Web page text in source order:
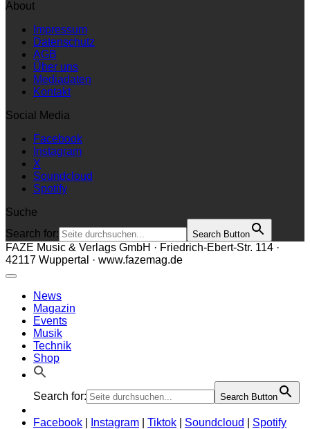
About
Impressum
Datenschutz
AGB
Über uns
Mediadaten
Kontakt
Social Media
Facebook
Instagram
X
Soundcloud
Spotify
Suche
Search for:
Search Button
FAZE Music & Verlags GmbH · Friedrich-Ebert-Str. 114 ·
42117 Wuppertal · www.fazemag.de
News
Magazin
Events
Musik
Technik
Shop
Search for: Search Button
Facebook Instagram Tiktok Soundcloud Spotify